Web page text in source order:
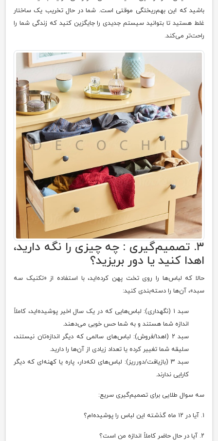
باشید که این بهم‌ریختگی موقتی است. شما در حال تخریب یک ساختار
غلط هستید تا بتوانید سیستم جدیدی را جایگزین کنید که زندگی شما را
راحت‌تر می‌کند.
۳. تصمیم‌گیری : چه چیزی را نگه دارید،
اهدا کنید یا دور بریزید؟
حالا که لباس‌ها را روی تخت پهن کرده‌اید، با استفاده از «تکنیک سه
سبد»، آن‌ها را دسته‌بندی کنید:
سبد ۱ (نگهداری): لباس‌هایی که در یک سال اخیر پوشیده‌اید، کاملاً
اندازه شما هستند و به شما حس خوبی می‌دهند.
سبد ۲ (اهدا/فروش): لباس‌های سالمی که دیگر اندازه‌تان نیستند،
سلیقه شما تغییر کرده یا تعداد زیادی از آن‌ها را دارید.
سبد ۳ (بازیافت/دورریز): لباس‌های لکه‌دار، پاره یا کهنه‌ای که دیگر
کارایی ندارند.
سه سوال طلایی برای تصمیم‌گیری سریع:
۱. آیا در ۱۲ ماه گذشته این لباس را پوشیده‌ام؟
۲. آیا در حال حاضر کاملاً اندازه من است؟